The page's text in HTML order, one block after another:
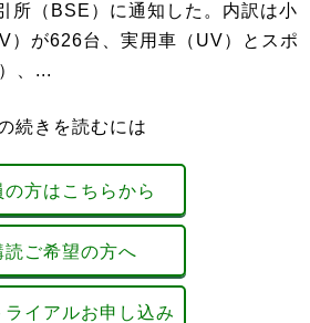
所（BSE）に通知した。内訳は小
）が626台、実用車（UV）とスポ
、...
続きを読むには
の方はこちらから
読ご希望の方へ
ライアルお申し込み